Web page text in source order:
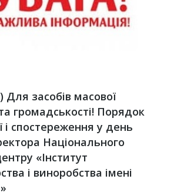
Для засобів масової
громадськості! Порядок
і спостереження у день
Національного
«Інститут
і виноробства імені